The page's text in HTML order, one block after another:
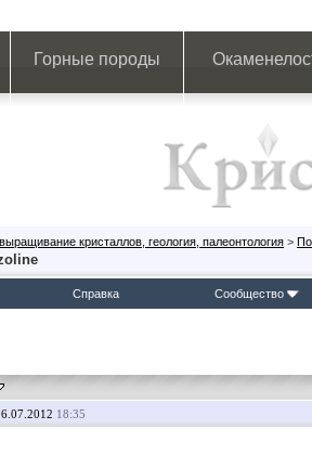
Горные породы
кристаллов, геология, палеонтология >
Справка Сообщество
18:35